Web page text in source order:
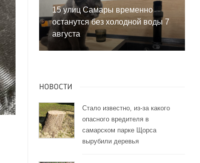
15 улиц Самары временно
останутся без холодной воды 7
августа
НОВОСТИ
Стало известно, из-за какого
опасного вредителя в
самарском парке Щорса
вырубили деревья